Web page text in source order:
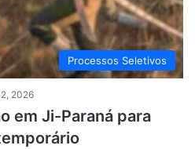
Processos Seletivos
2026
em Ji-Paraná para